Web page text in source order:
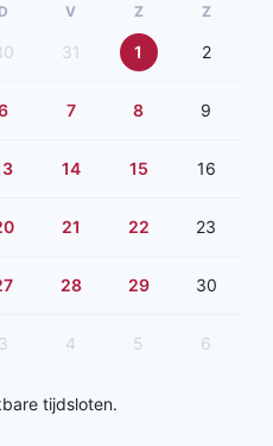
D V Z Z
31 1 2
7 8 9
14 15 16
21 22 23
28 29 30
3 4 5 6
tijdsloten.